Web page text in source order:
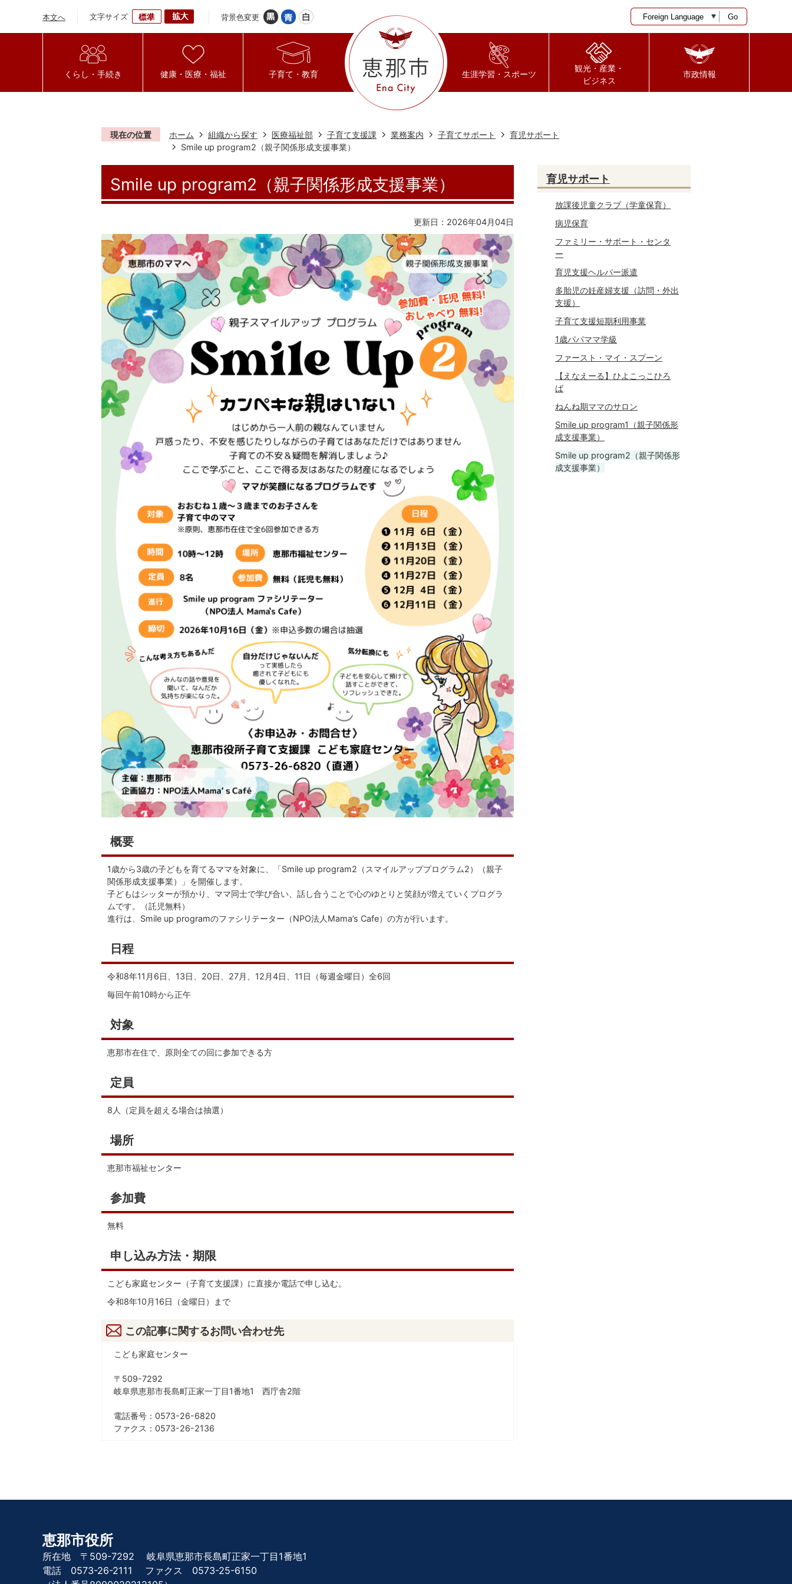
本文へ 文字サイズ 背景色変更 Go
くらし・手続き 健康・医療・福祉 子育て・教育 生涯学習・スポーツ
観光・産業・
ビジネス
市政情報
現在の位置 ホーム 組織から探す 医療福祉部 子育て支援課 業務案内 子育てサポート
育児サポート
Smile up program2（親子関係形成支援事業）
Smile up program2（親子関係形成支援事業）
更新日：2026年04月04日
概要
1歳から3歳の子どもを育てるママを対象に、「Smile up program2（スマイルアッププログラム2）（親子
関係形成支援事業）」を開催します。
子どもはシッターが預かり、ママ同士で学び合い、話し合うことで心のゆとりと笑顔が増えていくプログラ
ムです。（託児無料）
進行は、Smile up programのファシリテーター（NPO法人Mama’s Cafe）の方が行います。
日程
令和8年11月6日、13日、20日、27月、12月4日、11日（毎週金曜日）全6回
毎回午前10時から正午
対象
恵那市在住で、原則全ての回に参加できる方
定員
8人（定員を超える場合は抽選）
場所
恵那市福祉センター
参加費
無料
申し込み方法・期限
こども家庭センター（子育て支援課）に直接か電話で申し込む。
令和8年10月16日（金曜日）まで
この記事に関するお問い合わせ先
こども家庭センター
〒509-7292
岐阜県恵那市長島町正家一丁目1番地1 西庁舎2階
電話番号：0573-26-6820
ファクス：0573-26-2136
育児サポート
放課後児童クラブ（学童保育）
病児保育
ファミリー・サポート・センタ
ー
育児支援ヘルパー派遣
多胎児の妊産婦支援（訪問・外出
支援）
子育て支援短期利用事業
1歳パパママ学級
ファースト・マイ・スプーン
【えなえーる】ひよこっこひろ
ば
ねんね期ママのサロン
Smile up program1（親子関係形
成支援事業）
Smile up program2（親子関係形
成支援事業）
恵那市役所
所在地 〒509-7292
岐阜県恵那市長島町正家一丁目1番地1
電話 0573-26-2111
ファクス 0573-25-6150